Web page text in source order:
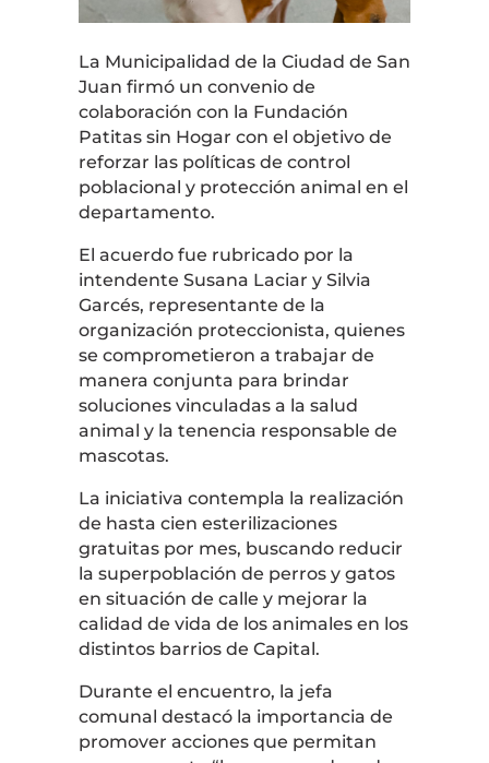
La Municipalidad de la Ciudad de San
Juan firmó un convenio de
colaboración con la Fundación
Patitas sin Hogar con el objetivo de
reforzar las políticas de control
poblacional y protección animal en el
departamento.
El acuerdo fue rubricado por la
intendente Susana Laciar y Silvia
Garcés, representante de la
organización proteccionista, quienes
se comprometieron a trabajar de
manera conjunta para brindar
soluciones vinculadas a la salud
animal y la tenencia responsable de
mascotas.
La iniciativa contempla la realización
de hasta cien esterilizaciones
gratuitas por mes, buscando reducir
la superpoblación de perros y gatos
en situación de calle y mejorar la
calidad de vida de los animales en los
distintos barrios de Capital.
Durante el encuentro, la jefa
comunal destacó la importancia de
promover acciones que permitan